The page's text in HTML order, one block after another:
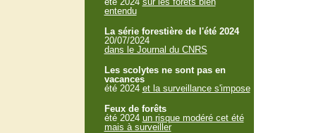
entendu
La série forestière de l'été 2024
20/07/2024
dans le Journal du CNRS
Les scolytes ne sont pas en
vacances
été 2024 et la surveillance s'impose
Feux de forêts
été 2024 un risque modéré cet été
mais à surveiller